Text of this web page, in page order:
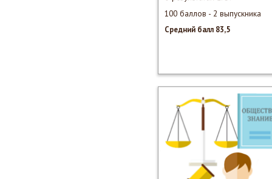
100 баллов - 2 выпускника
Средний балл 83,5